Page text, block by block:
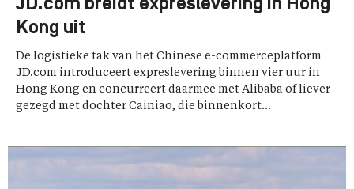
JD.com breidt expreslevering in Hong
Kong uit
De logistieke tak van het Chinese e-commerceplatform
JD.com introduceert expreslevering binnen vier uur in
Hong Kong en concurreert daarmee met Alibaba of liever
gezegd met dochter Cainiao, die binnenkort...